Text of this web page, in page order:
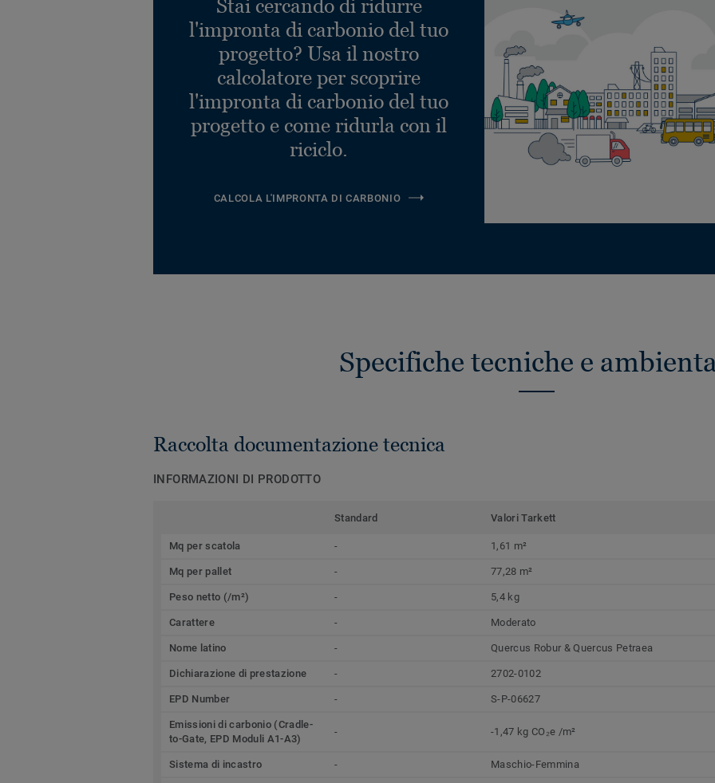
Stai cercando di ridurre
l'impronta di carbonio del tuo
progetto? Usa il nostro
calcolatore per scoprire
l'impronta di carbonio del tuo
progetto e come ridurla con il
riciclo.
CALCOLA L'IMPRONTA DI CARBONIO
Specifiche tecniche e
Raccolta documentazione tecnica
INFORMAZIONI DI PRODOTTO
Standard Valori Tarkett
Mq per scatola - 1,61 m²
Mq per pallet - 77,28 m²
Peso netto (/m²) - 5,4 kg
Carattere - Moderato
Nome latino - Quercus Robur & Quercus Petraea
Dichiarazione di prestazione - 2702-0102
EPD Number - S-P-06627
Emissioni di carbonio (Cradle-
to-Gate, EPD Moduli A1-A3)
- -1,47 kg CO₂e /m²
Sistema di incastro - Maschio-Femmina